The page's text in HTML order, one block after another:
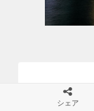
シェア